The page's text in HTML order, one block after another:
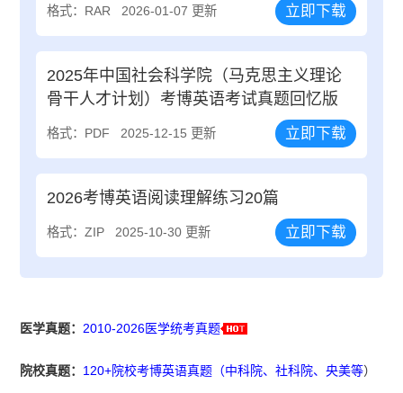
格式：RAR 2026-01-07 更新 立即下载
2025年中国社会科学院（马克思主义理论
骨干人才计划）考博英语考试真题回忆版
格式：PDF 2025-12-15 更新 立即下载
2026考博英语阅读理解练习20篇
格式：ZIP 2025-10-30 更新 立即下载
医学真题： 2010-2026医学统考真题
院校真题： 120+院校考博英语真题（中科院、社科院、央美等）